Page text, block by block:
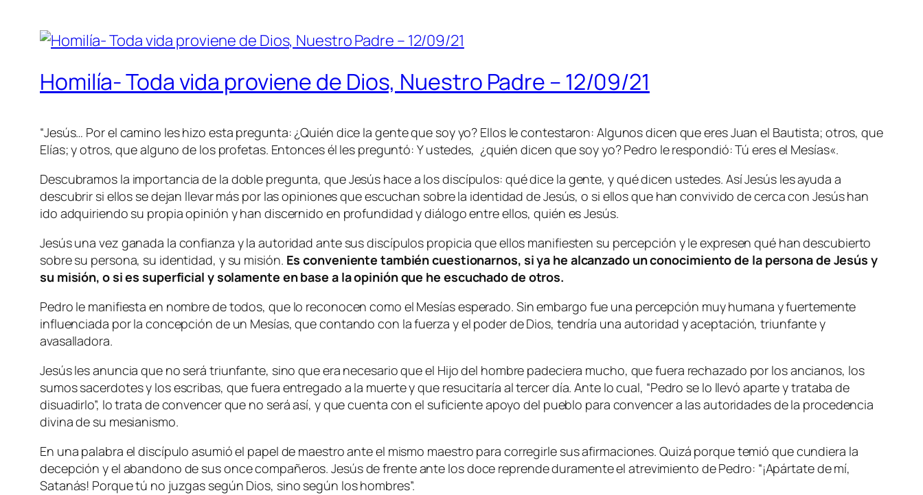
Homilía- Toda vida proviene de Dios, Nuestro Padre – 12/09/21
“Jesús… Por el camino les hizo esta pregunta: ¿Quién dice la gente que soy yo? Ellos le contestaron: Algunos dicen que eres Juan el Bautista; otros, que
Elías; y otros, que alguno de los profetas. Entonces él les preguntó: Y ustedes, ¿quién dicen que soy yo? Pedro le respondió: Tú eres el Mesías«.
Descubramos la importancia de la doble pregunta, que Jesús hace a los discípulos: qué dice la gente, y qué dicen ustedes. Así Jesús les ayuda a
descubrir si ellos se dejan llevar más por las opiniones que escuchan sobre la identidad de Jesús, o si ellos que han convivido de cerca con Jesús han
ido adquiriendo su propia opinión y han discernido en profundidad y diálogo entre ellos, quién es Jesús.
Jesús una vez ganada la confianza y la autoridad ante sus discípulos propicia que ellos manifiesten su percepción y le expresen qué han descubierto
sobre su persona, su identidad, y su misión. Es conveniente también cuestionarnos, si ya he alcanzado un conocimiento de la persona de Jesús y
su misión, o si es superficial y solamente en base a la opinión que he escuchado de otros.
Pedro le manifiesta en nombre de todos, que lo reconocen como el Mesías esperado. Sin embargo fue una percepción muy humana y fuertemente
influenciada por la concepción de un Mesías, que contando con la fuerza y el poder de Dios, tendría una autoridad y aceptación, triunfante y
avasalladora.
Jesús les anuncia que no será triunfante, sino que era necesario que el Hijo del hombre padeciera mucho, que fuera rechazado por los ancianos, los
sumos sacerdotes y los escribas, que fuera entregado a la muerte y que resucitaría al tercer día. Ante lo cual, “Pedro se lo llevó aparte y trataba de
disuadirlo”, lo trata de convencer que no será así, y que cuenta con el suficiente apoyo del pueblo para convencer a las autoridades de la procedencia
divina de su mesianismo.
En una palabra el discípulo asumió el papel de maestro ante el mismo maestro para corregirle sus afirmaciones. Quizá porque temió que cundiera la
decepción y el abandono de sus once compañeros. Jesús de frente ante los doce reprende duramente el atrevimiento de Pedro: “¡Apártate de mí,
Satanás! Porque tú no juzgas según Dios, sino según los hombres”.